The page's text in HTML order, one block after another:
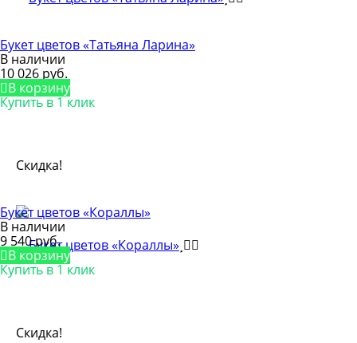
Букет цветов «Татьяна Ларина»
В наличии
10 026 руб.
В корзину
Купить в 1 клик
Скидка!
Букет цветов «Кораллы»
В наличии
9 540 руб.
В корзину
Купить в 1 клик
Скидка!